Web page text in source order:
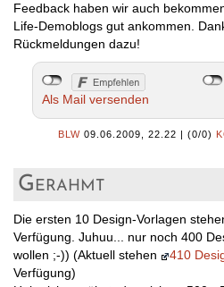
Feedback haben wir auch
Life-Demoblogs gut ankommen.
Rückmeldungen dazu!
Als Mail versenden
BLW 09.06.2009, 22.22 (0/0)
Gerahmt
Die ersten 10 Design-Vorlagen
Verfügung. Juhuu... nur noch 400
wollen ;-)) (Aktuell stehen
410
Verfügung)